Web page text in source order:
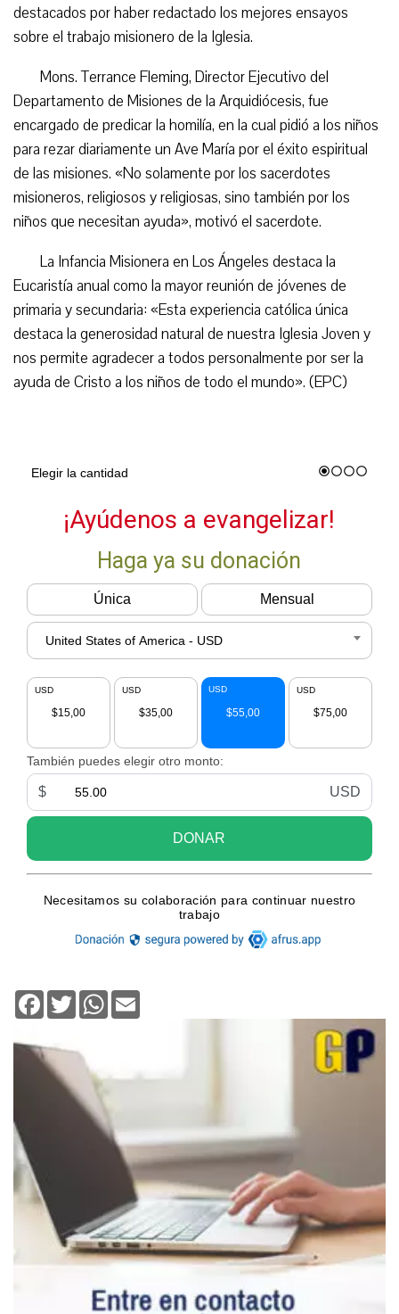
destacados por haber redactado los mejores ensayos
sobre el trabajo misionero de la Iglesia.
Mons. Terrance Fleming, Director Ejecutivo del
Departamento de Misiones de la Arquidiócesis, fue
encargado de predicar la homilía, en la cual pidió a los niños
para rezar diariamente un Ave María por el éxito espiritual
de las misiones. «No solamente por los sacerdotes
misioneros, religiosos y religiosas, sino también por los
niños que necesitan ayuda», motivó el sacerdote.
La Infancia Misionera en Los Ángeles destaca la
Eucaristía anual como la mayor reunión de jóvenes de
primaria y secundaria: «Esta experiencia católica única
destaca la generosidad natural de nuestra Iglesia Joven y
nos permite agradecer a todos personalmente por ser la
ayuda de Cristo a los niños de todo el mundo». (EPC)
Facebook
TwitterWhatsApp